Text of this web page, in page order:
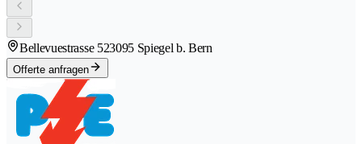
Bellevuestrasse 523095 Spiegel b. Bern
Offerte anfragen